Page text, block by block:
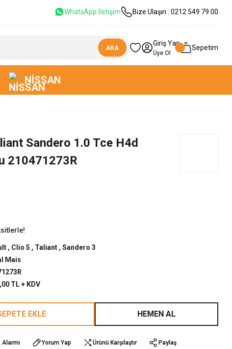
WhatsApp İletişim Bize Ulaşın : 0212 549 79 00
ARA
Giriş Yap
Üye Ol
Sepetim
NISSAN
Sandero 1.0 Tce H4d
210471273R
, Clio 5 , Taliant , Sandero 3
Mais
TL + KDV
EKLE HEMEN AL
Alarmı Yorum Yap Ürünü Karşılaştır Paylaş